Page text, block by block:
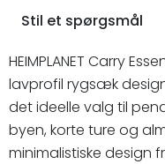
Stil et spørgsmål
HEIMPLANET Carry
lavprofil rygsæk
det ideelle valg til
byen, korte ture og
minimalistiske design